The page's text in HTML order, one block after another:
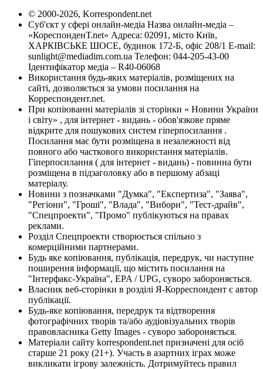
© 2000-2026, Korrespondent.net
Суб'єкт у сфері онлайн-медіа Назва онлайн-медіа –
«КореспонденТ.net» Адреса: 02091, місто Київ,
ХАРКІВСЬКЕ ШОСЕ, будинок 172-Б, офіс 208/1 E-mail:
sunlight@mediadim.com.ua Телефон: 044-205-43-00
Ідентифікатор медіа – R40-06068
Використання будь-яких матеріалів, розміщених на
сайті, дозволяється за умови посилання на
Корреспондент.net.
При копіюванні матеріалів зі сторінки « Новини України
і світу» , для інтернет - видань - обов'язкове пряме
відкрите для пошукових систем гіперпосилання .
Посилання має бути розміщена в незалежності від
повного або часткового використання матеріалів.
Гіперпосилання ( для інтернет - видань) - повинна бути
розміщена в підзаголовку або в першому абзаці
матеріалу.
Новини з позначками "Думка", "Експертиза", "Заява",
"Регіони", "Гроші", "Влада", "Вибори", "Тест-драйв",
"Спецпроекти", "Промо" публікуються на правах
реклами.
Розділ Спецпроекти створюється спільно з
комерційними партнерами.
Будь яке копіювання, публікація, передрук, чи наступне
поширення інформації, що містить посилання на
"Інтерфакс-Україна", EPA / UPG, суворо забороняється.
Власник веб-сторінки в розділі Я-Корреспондент є автор
публікації.
Будь-яке копіювання, передрук та відтворення
фотографічних творів та/або аудіовізуальних творів
правовласника Getty Images - суворо забороняється.
Матеріали сайту korrespondent.net призначені для осіб
старше 21 року (21+). Участь в азартних іграх може
викликати ігрову залежність. Дотримуйтесь правил